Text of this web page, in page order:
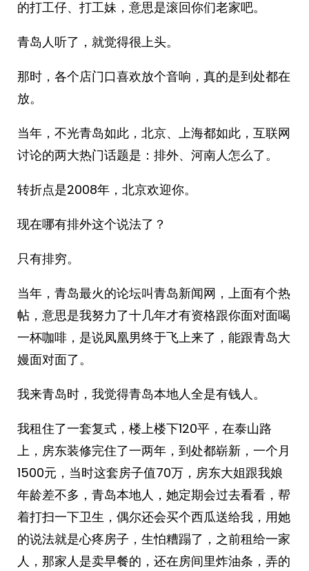
的打工仔、打工妹，意思是滚回你们老家吧。
青岛人听了，就觉得很上头。
那时，各个店门口喜欢放个音响，真的是到处都在
放。
当年，不光青岛如此，北京、上海都如此，互联网
讨论的两大热门话题是：排外、河南人怎么了。
转折点是2008年，北京欢迎你。
现在哪有排外这个说法了？
只有排穷。
当年，青岛最火的论坛叫青岛新闻网，上面有个热
帖，意思是我努力了十几年才有资格跟你面对面喝
一杯咖啡，是说凤凰男终于飞上来了，能跟青岛大
嫚面对面了。
我来青岛时，我觉得青岛本地人全是有钱人。
我租住了一套复式，楼上楼下120平，在泰山路
上，房东装修完住了一两年，到处都崭新，一个月
1500元，当时这套房子值70万，房东大姐跟我娘
年龄差不多，青岛本地人，她定期会过去看看，帮
着打扫一下卫生，偶尔还会买个西瓜送给我，用她
的说法就是心疼房子，生怕糟蹋了，之前租给一家
人，那家人是卖早餐的，还在房间里炸油条，弄的